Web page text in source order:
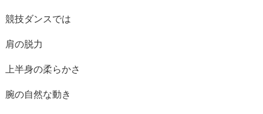
競技ダンスでは
肩の脱力
上半身の柔らかさ
腕の自然な動き